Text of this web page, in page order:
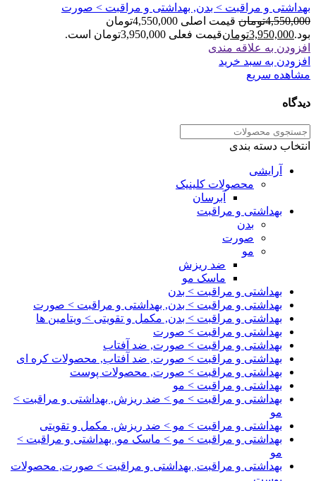
بهداشتی و مراقبت > بدن, بهداشتی و مراقبت > صورت
4,550,000تومان
قیمت اصلی 4,550,000تومان
بود.3,950,000تومانقیمت فعلی 3,950,000تومان است.
افزودن به علاقه مندی
افزودن به سبد خرید
مشاهده سریع
دیدگاه
انتخاب دسته بندی
آرایشی
محصولات کلینیک
آبرسان
بهداشتی و مراقبت
بدن
صورت
مو
ضد ریزش
ماسک مو
بهداشتی و مراقبت > بدن
بهداشتی و مراقبت > بدن, بهداشتی و مراقبت > صورت
بهداشتی و مراقبت > بدن, مکمل و تقویتی > ویتامین ها
بهداشتی و مراقبت > صورت
بهداشتی و مراقبت > صورت, ضد آفتاب
بهداشتی و مراقبت > صورت, ضد آفتاب, محصولات کره ای
بهداشتی و مراقبت > صورت, محصولات پوست
بهداشتی و مراقبت > مو
بهداشتی و مراقبت > مو > ضد ریزش, بهداشتی و مراقبت >
مو
بهداشتی و مراقبت > مو > ضد ریزش, مکمل و تقویتی
بهداشتی و مراقبت > مو > ماسک مو, بهداشتی و مراقبت >
مو
بهداشتی و مراقبت, بهداشتی و مراقبت > صورت, محصولات